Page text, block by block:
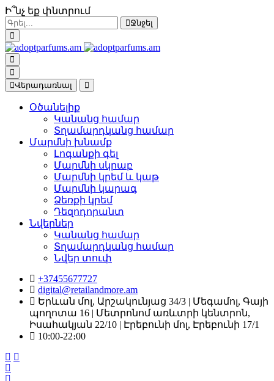
Ի՞նչ եք փնտրում
Ջնջել
Վերադառնալ
Օծանելիք
Կանանց համար
Տղամարդկանց համար
Մարմնի խնամք
Լոգանքի գել
Մարմնի սկրաբ
Մարմնի կրեմ և կաթ
Մարմնի կարագ
Ձեռքի կրեմ
Դեզոդորանտ
Նվերներ
Կանանց համար
Տղամարդկանց համար
Նվեր տուփ
+37455677727
digital@retailandmore.am
Երևան մոլ, Արշակունյաց 34/3 | Մեգամոլ, Գայի
պողոտա 16 | Մետրոնոմ առևտրի կենտրոն,
Իսահակյան 22/10 | Էրեբունի մոլ, Էրեբունի 17/1
10:00-22։00